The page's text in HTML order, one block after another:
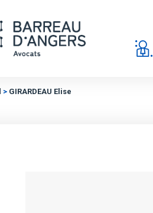
> GIRARDEAU Elise